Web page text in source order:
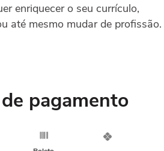
enriquecer o seu currículo,
até mesmo mudar de profissão.
pagamento